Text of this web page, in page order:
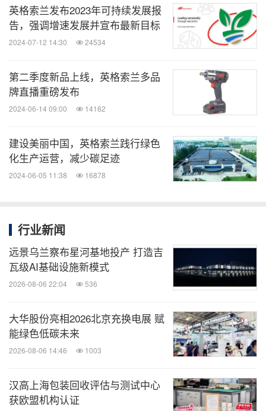
在"双碳"目标的推动下，英格索兰以可持续的工业智
慧追求创新和卓越，为中国客户的绿色低碳生产提供
支持与助力，持续引领行业发展，以绿色制造来联结
消息来源：英格索兰
NYSE:IR
关键词：化工 环保产品与服务 绿色科技
机械制造
采矿
采矿/五金 公共设施
水处理
分享到：
英格索兰发布2023年可持续发展报
告，强调增速发展并宣布最新目标
2024-07-12 14:30 24534
第二季度新品上线，英格索兰多品
牌直播重磅发布
2024-06-14 09:00 14162
建设美丽中国，英格索兰践行绿色
化生产运营，减少碳足迹
2024-06-05 11:38 16878
行业新闻
远景乌兰察布星河基地投产 打造吉
瓦级AI基础设施新模式
2026-08-06 22:04 536
大华股份亮相2026北京充换电展 赋
能绿色低碳未来
2026-08-06 14:46 1003
汉高上海包装回收评估与测试中心
获欧盟机构认证